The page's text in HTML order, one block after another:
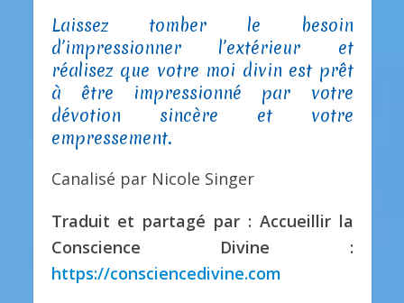
Laissez tomber le besoin
d’impressionner l’extérieur et
réalisez que votre moi divin est prêt
à être impressionné par votre
dévotion sincère et votre
empressement.
Canalisé par Nicole Singer
Traduit et partagé par : Accueillir la
Conscience Divine :
https://consciencedivine.com